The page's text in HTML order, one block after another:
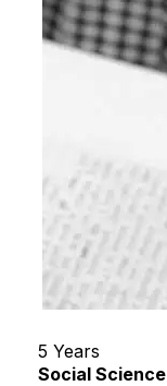
5 Years
Social Science